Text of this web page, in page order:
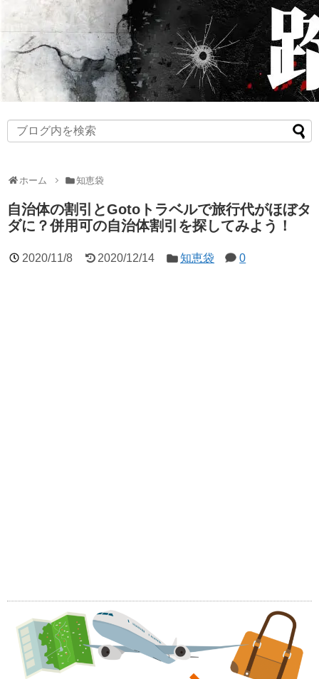
ホーム 知恵袋
自治体の割引とGotoトラベルで旅行代がほぼタ
ダに？併用可の自治体割引を探してみよう！
2020/11/8 2020/12/14 知恵袋 0